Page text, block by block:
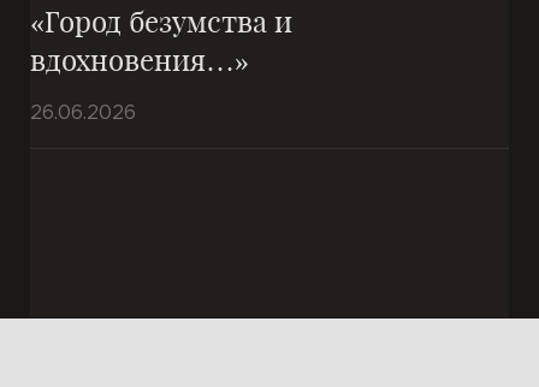
«Город безумства и
вдохновения…»
26.06.2026